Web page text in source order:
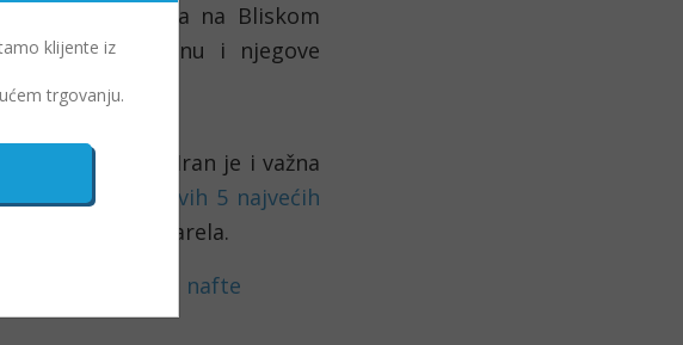
sa tenzijama na Bliskom
rata u Jemenu i njegove
na tržište, Iran je i važna
svrstava u
prvih 5 najvećih
150 milijardi barela.
utiču na cenu nafte
klijente iz
trgovanju.